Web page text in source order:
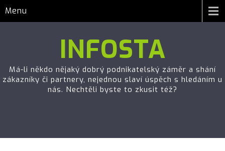
Menu
INFOSTA
Má-li někdo nějaký dobrý podnikatelský záměr a shání
zákazníky či partnery, nejednou slaví úspěch s hledáním u
nás. Nechtěli byste to zkusit též?